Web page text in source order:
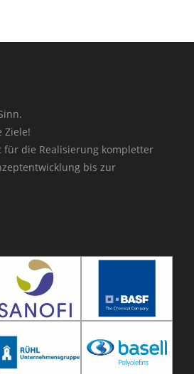
Ziele!
für die Realisierung kompletter
bis zur